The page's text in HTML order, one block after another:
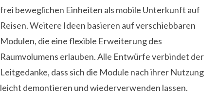
frei beweglichen Einheiten als mobile Unterkunft auf
Reisen. Weitere Ideen basieren auf verschiebbaren
Modulen, die eine flexible Erweiterung des
Raumvolumens erlauben. Alle Entwürfe verbindet der
Leitgedanke, dass sich die Module nach ihrer Nutzung
leicht demontieren und wiederverwenden lassen.